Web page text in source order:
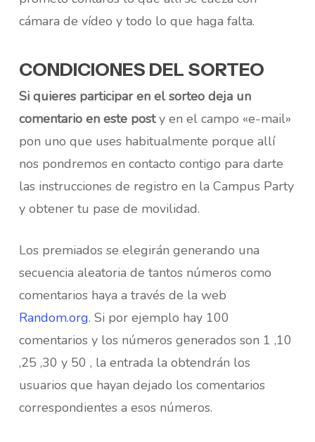
cámara de vídeo y todo lo que haga falta.
CONDICIONES DEL SORTEO
Si quieres participar en el sorteo deja un
comentario en este posty en el campo «e-mail»
pon uno que uses habitualmente porque allí
nos pondremos en contacto contigo para darte
las instrucciones de registro en la Campus Party
y obtener tu pase de movilidad.
Los premiados se elegirán generando una
secuencia aleatoria de tantos números como
comentarios haya a través de la web
Random.org. Si por ejemplo hay 100
comentarios y los números generados son 1 ,10
,25 ,30 y 50 , la entrada la obtendrán los
usuarios que hayan dejado los comentarios
correspondientes a esos números.